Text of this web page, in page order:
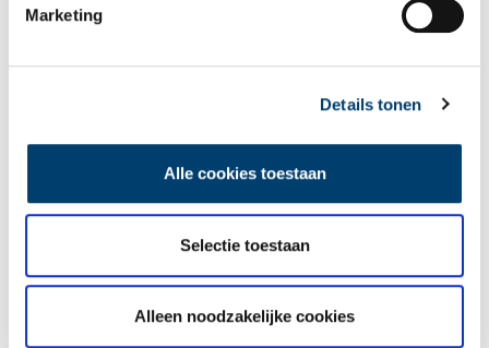
Marketing
Details tonen
Alle cookies toestaan
Selectie toestaan
Alleen noodzakelijke cookies